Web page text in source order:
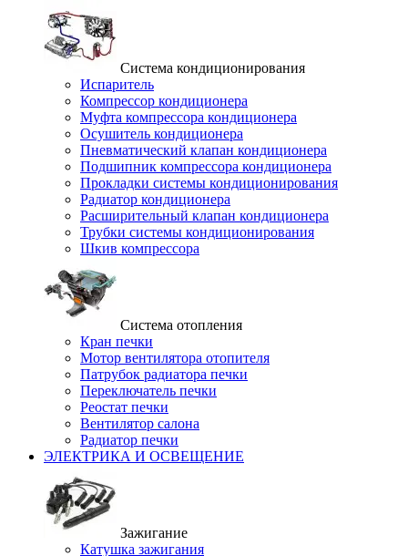
Система кондиционирования
Испаритель
Компрессор кондиционера
Муфта компрессора кондиционера
Осушитель кондиционера
Пневматический клапан кондиционера
Подшипник компрессора кондиционера
Прокладки системы кондиционирования
Радиатор кондиционера
Расширительный клапан кондиционера
Трубки системы кондиционирования
Шкив компрессора
Система отопления
Кран печки
Мотор вентилятора отопителя
Патрубок радиатора печки
Переключатель печки
Реостат печки
Вентилятор салона
Радиатор печки
ЭЛЕКТРИКА И ОСВЕЩЕНИЕ
Зажигание
Катушка зажигания